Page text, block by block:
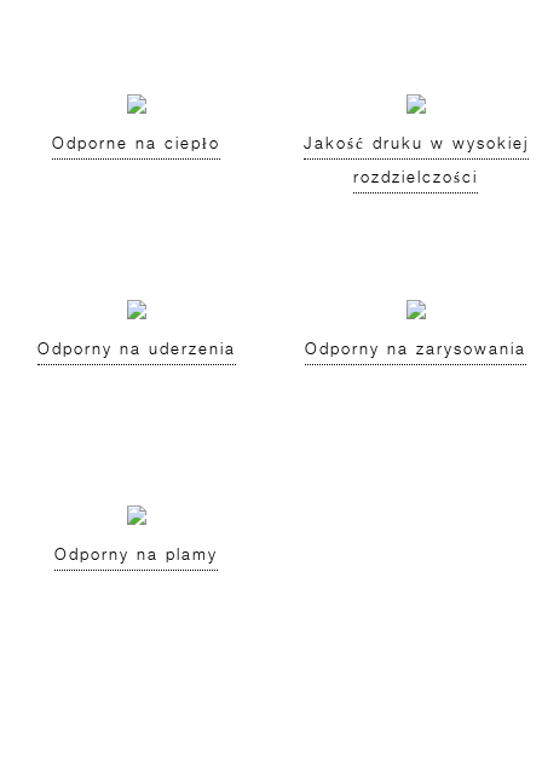
Odporne na ciepło
Jakość druku w wysokiej
rozdzielczości
Odporny na uderzenia Odporny na zarysowania
Odporny na plamy